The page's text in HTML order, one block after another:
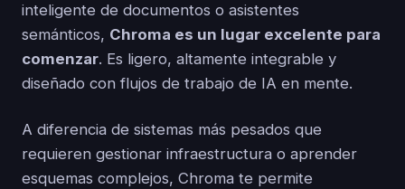
inteligente de documentos o asistentes
semánticos, Chroma es un lugar excelente para
comenzar. Es ligero, altamente integrable y
diseñado con flujos de trabajo de IA en mente.
A diferencia de sistemas más pesados que
requieren gestionar infraestructura o aprender
esquemas complejos, Chroma te permite